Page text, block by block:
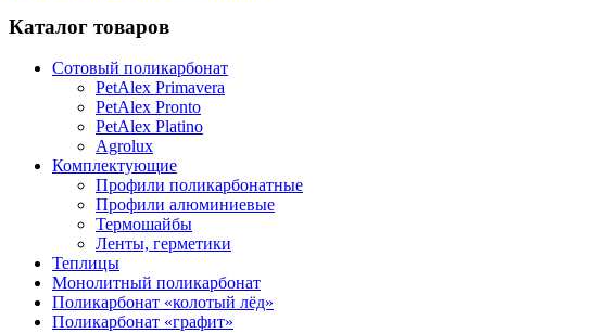
Каталог товаров
Сотовый поликарбонат
PetAlex Primavera
PetAlex Pronto
PetAlex Platino
Agrolux
Комплектующие
Профили поликарбонатные
Профили алюминиевые
Термошайбы
Ленты, герметики
Теплицы
Монолитный поликарбонат
Поликарбонат «колотый лёд»
Поликарбонат «графит»